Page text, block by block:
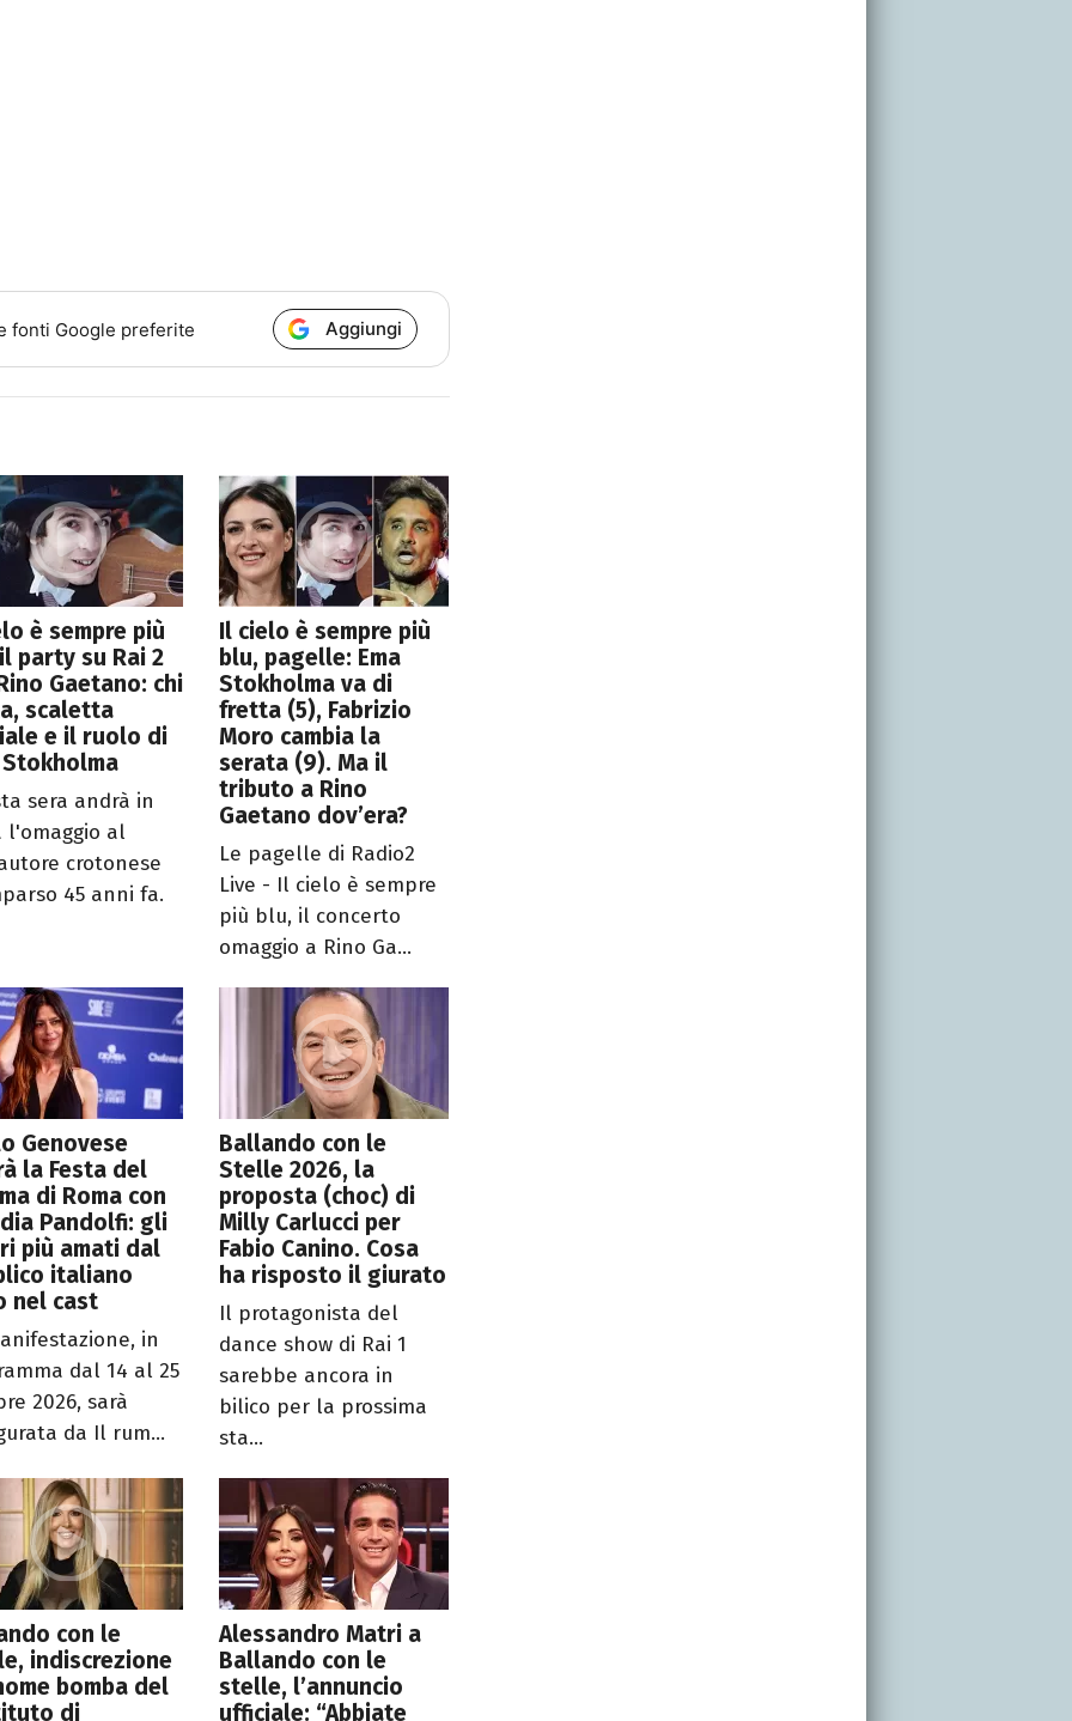
fonti Google preferite Aggiungi
è sempre più
party su Rai 2
Gaetano: chi
scaletta
e il ruolo di
Stokholma
sera andrà in
l'omaggio al
crotonese
45 anni fa.
Il cielo è sempre più
blu, pagelle: Ema
Stokholma va di
fretta (5), Fabrizio
Moro cambia la
serata (9). Ma il
tributo a Rino
Gaetano dov’era?
Le pagelle di Radio2
Live - Il cielo è sempre
più blu, il concerto
omaggio a Rino Ga...
Genovese
la Festa del
di Roma con
Pandolfi: gli
più amati dal
italiano
nel cast
in
dal 14 al 25
2026, sarà
da Il rum...
Ballando con le
Stelle 2026, la
proposta (choc) di
Milly Carlucci per
Fabio Canino. Cosa
ha risposto il giurato
Il protagonista del
dance show di Rai 1
sarebbe ancora in
bilico per la prossima
sta...
con le
indiscrezione
bomba del
di
Alessandro Matri a
Ballando con le
stelle, l’annuncio
ufficiale: “Abbiate